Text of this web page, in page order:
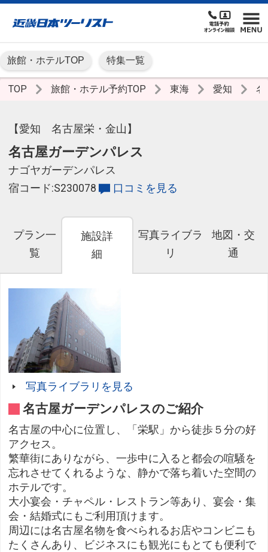
旅館・ホテルTOP 特集一覧
TOP 旅館・ホテル予約TOP 東海 愛知
【愛知 名古屋栄・金山】
名古屋ガーデンパレス
ナゴヤガーデンパレス
宿コード:S230078
口コミを見る
プラン一
覧
施設詳
細
写真ライブラ
リ
地図・交
通
写真ライブラリを見る
名古屋ガーデンパレスのご紹介
名古屋の中心に位置し、「栄駅」から徒歩５分の好
アクセス。
繁華街にありながら、一歩中に入ると都会の喧騒を
忘れさせてくれるような、静かで落ち着いた空間の
ホテルです。
大小宴会・チャペル・レストラン等あり、宴会・集
会・結婚式にもご利用頂けます。
周辺には名古屋名物を食べられるお店やコンビニも
たくさんあり、ビジネスにも観光にもとても便利で